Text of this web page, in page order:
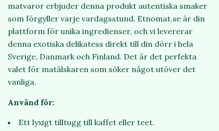
matvaror erbjuder denna produkt autentiska smaker
som förgyller varje vardagsstund. Etnomat.se är din
plattform för unika ingredienser, och vi levererar
denna exotiska delikatess direkt till din dörr i hela
Sverige, Danmark och Finland. Det är det perfekta
valet för matälskaren som söker något utöver det
vanliga.
Använd för:
Ett lyxigt tilltugg till kaffet eller teet.